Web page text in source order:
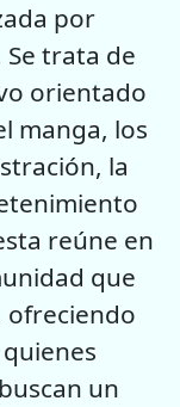
por
Se trata de
orientado
manga, los
la
reúne en
que
ofreciendo
un